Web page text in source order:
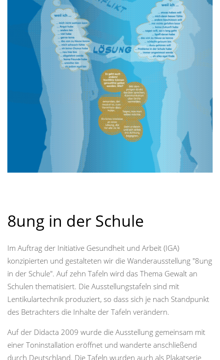
8ung in der Schule
Im Auftrag der Initiative Gesundheit und Arbeit (IGA)
konzipierten und gestalteten wir die Wanderausstellung "8ung
in der Schule". Auf zehn Tafeln wird das Thema Gewalt an
Schulen thematisiert. Die Ausstellungstafeln sind mit
Lentikulartechnik produziert, so dass sich je nach Standpunkt
des Betrachters die Inhalte der Tafeln verändern.
Auf der Didacta 2009 wurde die Ausstellung gemeinsam mit
einer Toninstallation eröffnet und wanderte anschließend
durch Deutschland. Die Tafeln wurden auch als Plakatserie